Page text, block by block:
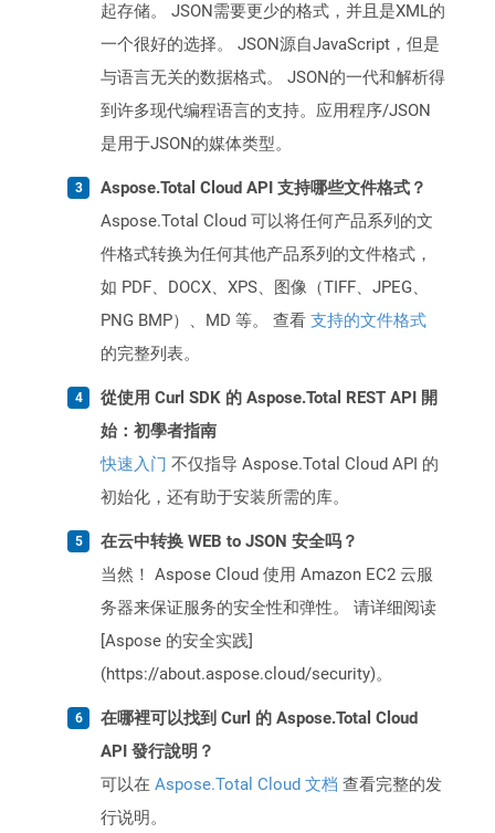
起存储。 JSON需要更少的格式，并且是XML的
一个很好的选择。 JSON源自JavaScript，但是
与语言无关的数据格式。 JSON的一代和解析得
到许多现代编程语言的支持。应用程序/JSON
是用于JSON的媒体类型。
Aspose.Total Cloud API 支持哪些文件格式？
Aspose.Total Cloud 可以将任何产品系列的文
件格式转换为任何其他产品系列的文件格式，
如 PDF、DOCX、XPS、图像（TIFF、JPEG、
PNG BMP）、MD 等。 查看 支持的文件格式
的完整列表。
從使用 Curl SDK 的 Aspose.Total REST API 開
始：初學者指南
快速入门 不仅指导 Aspose.Total Cloud API 的
初始化，还有助于安装所需的库。
在云中转换 WEB to JSON 安全吗？
当然！ Aspose Cloud 使用 Amazon EC2 云服
务器来保证服务的安全性和弹性。 请详细阅读
[Aspose 的安全实践]
(https://about.aspose.cloud/security)。
在哪裡可以找到 Curl 的 Aspose.Total Cloud
API 發行說明？
可以在 Aspose.Total Cloud 文档 查看完整的发
行说明。